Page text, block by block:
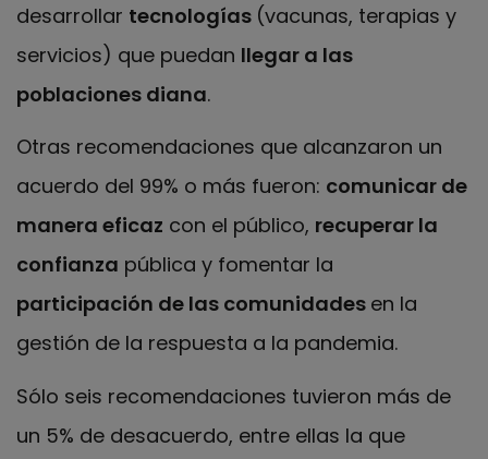
desarrollar tecnologías (vacunas, terapias y
servicios) que puedan llegar a las
poblaciones diana.
Otras recomendaciones que alcanzaron un
acuerdo del 99% o más fueron: comunicar de
manera eficaz con el público, recuperar la
confianza pública y fomentar la
participación de las comunidades en la
gestión de la respuesta a la pandemia.
Sólo seis recomendaciones tuvieron más de
un 5% de desacuerdo, entre ellas la que